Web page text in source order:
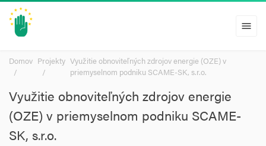
menu
Domov Projekty Využitie obnoviteľných zdrojov energie (OZE) v
priemyselnom podniku SCAME-SK, s.r.o.
Využitie obnoviteľných zdrojov energie
(OZE) v priemyselnom podniku SCAME-
SK, s.r.o.